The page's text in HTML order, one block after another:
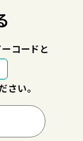
コードと
さい。